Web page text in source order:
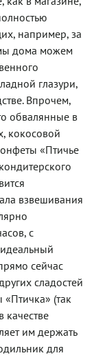
например, за
дома можем
глазури,
Впрочем,
обвалянные в
кокосовой
«Птичье
взвешивания
с
сейчас
сладостей
(так
качестве
им держать
для